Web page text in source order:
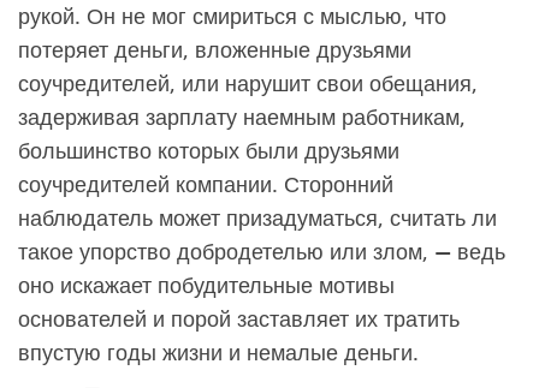
рукой. Он не мог смириться с мыслью, что
потеряет деньги, вложенные друзьями
соучредителей, или нарушит свои обещания,
задерживая зарплату наемным работникам,
большинство которых были друзьями
соучредителей компании. Сторонний
наблюдатель может призадуматься, считать ли
такое упорство добродетелью или злом, — ведь
оно искажает побудительные мотивы
основателей и порой заставляет их тратить
впустую годы жизни и немалые деньги.